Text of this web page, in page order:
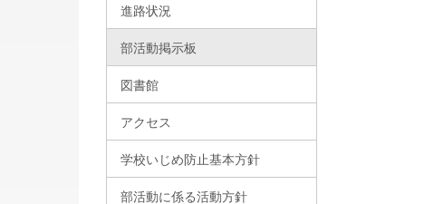
進路状況
部活動掲示板
図書館
アクセス
学校いじめ防止基本方針
部活動に係る活動方針